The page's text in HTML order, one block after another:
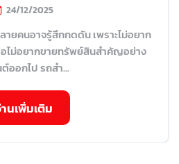
24/12/2025
ายคนอาจรู้สึกกดดัน เพราะไม่อยาก
ไม่อยากขายทรัพย์สินสำคัญอย่าง
ออกไป รถสำ...
นเพิ่มเติม